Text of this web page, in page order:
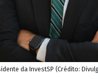
da InvestSP (Crédito: